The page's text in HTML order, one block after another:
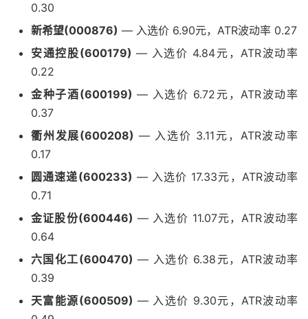
0.30
新希望(000876) — 入选价 6.90元，ATR波动率 0.27
安通控股(600179) — 入选价 4.84元，ATR波动率
0.22
金种子酒(600199) — 入选价 6.72元，ATR波动率
0.37
衢州发展(600208) — 入选价 3.11元，ATR波动率
0.17
圆通速递(600233) — 入选价 17.33元，ATR波动率
0.71
金证股份(600446) — 入选价 11.07元，ATR波动率
0.64
六国化工(600470) — 入选价 6.38元，ATR波动率
0.39
天富能源(600509) — 入选价 9.30元，ATR波动率